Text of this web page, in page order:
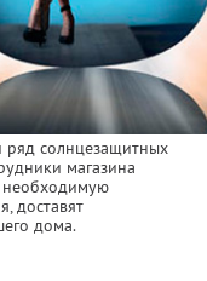
ряд солнцезащитных
магазина
необходимую
доставят
дома.